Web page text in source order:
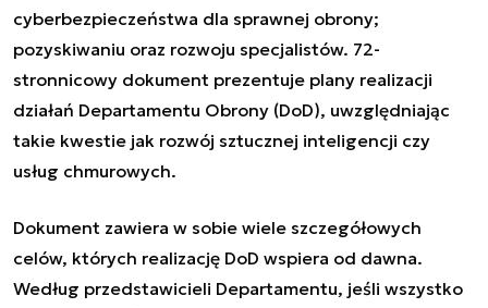
cyberbezpieczeństwa dla sprawnej obrony;
pozyskiwaniu oraz rozwoju specjalistów. 72-
stronnicowy dokument prezentuje plany realizacji
działań Departamentu Obrony (DoD), uwzględniając
takie kwestie jak rozwój sztucznej inteligencji czy
usług chmurowych.
Dokument zawiera w sobie wiele szczegółowych
celów, których realizację DoD wspiera od dawna.
Według przedstawicieli Departamentu, jeśli wszystko